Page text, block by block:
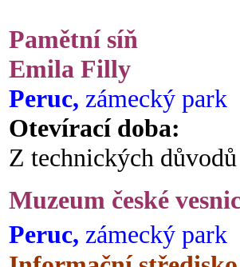
Pamětní síň
Emila Filly
Peruc, zámecký park
Otevírací doba:
Z technických
Muzeum české
Peruc, zámecký park